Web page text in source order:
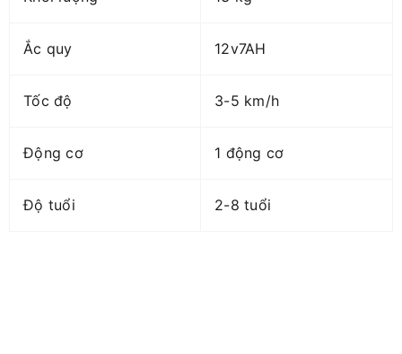
Ắc quy 12v7AH
Tốc độ 3-5 km/h
Động cơ 1 động cơ
Độ tuổi 2-8 tuổi